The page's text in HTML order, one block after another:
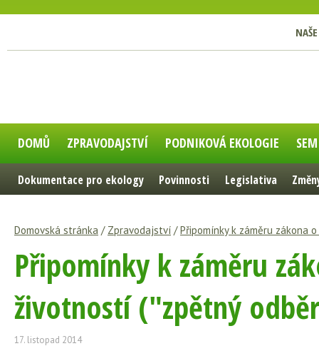
DOMŮ ZPRAVODAJSTVÍ PODNIKOVÁ EKOLOGIE
Dokumentace pro ekology Povinnosti Legislativa
Domovská stránka / Zpravodajství /Připomínky k záměru zákona
Připomínky k záměru
životností ("zpětný
17. listopad 2014